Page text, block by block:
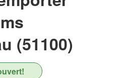
(51100)